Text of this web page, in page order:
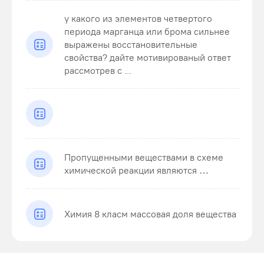
у какого из элементов четвертого
периода марганца или брома сильнее
выражены восстановительные
свойства? дайте мотивированый ответ
рассмотрев с ...
Пропущенными веществами в схеме
химической реакции являются …
Химия 8 класм массовая доля вещества